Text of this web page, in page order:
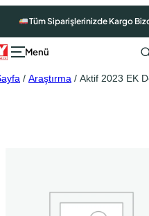
Tüm Siparişlerinizde Kargo
/ Araştırma / Aktif 2023 EK